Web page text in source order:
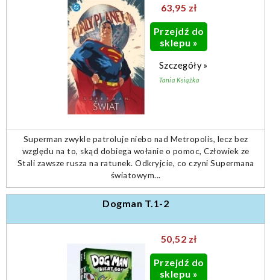
63,95 zł
Przejdź do
sklepu »
Szczegóły »
Tania Książka
Superman zwykle patroluje niebo nad Metropolis, lecz bez
względu na to, skąd dobiega wołanie o pomoc, Człowiek ze
Stali zawsze rusza na ratunek. Odkryjcie, co czyni Supermana
światowym...
Dogman T.1-2
50,52 zł
Przejdź do
sklepu »